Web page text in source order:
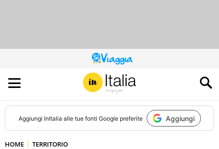
QUESTO
SITO
CONTRIBUISCE
ALL’AUDIENCE
DI
Aggiungi InItalia alle tue fonti Google preferite Aggiungi
HOME TERRITORIO